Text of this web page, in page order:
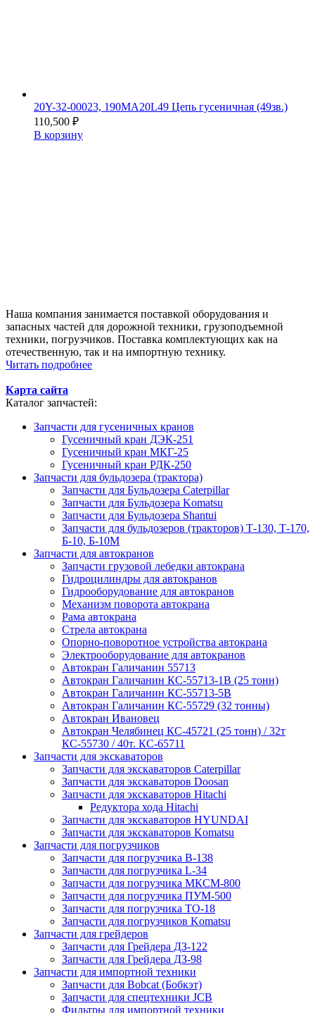
20Y-32-00023, 190MA20L49 Цепь гусеничная (49зв.)
110,500 ₽
В корзину
Наша компания занимается поставкой оборудования и
запасных частей для дорожной техники, грузоподъемной
техники, погрузчиков. Поставка комплектующих как на
отечественную, так и на импортную технику.
Читать подробнее
Карта сайта
Каталог запчастей:
Запчасти для гусеничных кранов
Гусеничный кран ДЭК-251
Гусеничный кран МКГ-25
Гусеничный кран РДК-250
Запчасти для бульдозера (трактора)
Запчасти для Бульдозера Caterpillar
Запчасти для Бульдозера Komatsu
Запчасти для Бульдозера Shantui
Запчасти для бульдозеров (тракторов) Т-130, Т-170,
Б-10, Б-10М
Запчасти для автокранов
Запчасти грузовой лебедки автокрана
Гидроцилиндры для автокранов
Гидрооборудование для автокранов
Механизм поворота автокрана
Рама автокрана
Стрела автокрана
Опорно-поворотное устройства автокрана
Электрооборудование для автокранов
Автокран Галичанин 55713
Автокран Галичанин КС-55713-1В (25 тонн)
Автокран Галичанин КС-55713-5В
Автокран Галичанин КС-55729 (32 тонны)
Автокран Ивановец
Автокран Челябинец КС-45721 (25 тонн) / 32т
КС-55730 / 40т. КС-65711
Запчасти для экскаваторов
Запчасти для экскаваторов Caterpillar
Запчасти для экскаваторов Doosan
Запчасти для экскаваторов Hitachi
Редуктора хода Hitachi
Запчасти для экскаваторов HYUNDAI
Запчасти для экскаваторов Komatsu
Запчасти для погрузчиков
Запчасти для погрузчика B-138
Запчасти для погрузчика L-34
Запчасти для погрузчика МКСМ-800
Запчасти для погрузчика ПУМ-500
Запчасти для погрузчика ТО-18
Запчасти для погрузчиков Komatsu
Запчасти для грейдеров
Запчасти для Грейдера ДЗ-122
Запчасти для Грейдера ДЗ-98
Запчасти для импортной техники
Запчасти для Bobcat (Бобкэт)
Запчасти для спецтехники JCB
Фильтры для импортной техники